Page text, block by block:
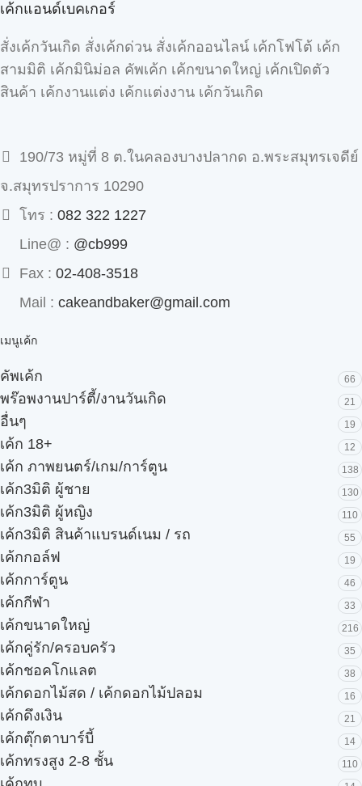
เค้กแอนด์เบคเกอร์
สั่งเค้กวันเกิด สั่งเค้กด่วน สั่งเค้กออนไลน์ เค้กโฟโต้ เค้ก
สามมิติ เค้กมินิม่อล คัพเค้ก เค้กขนาดใหญ่ เค้กเปิดตัว
สินค้า เค้กงานแต่ง เค้กแต่งงาน เค้กวันเกิด
190/73 หมู่ที่ 8 ต.ในคลองบางปลากด อ.พระสมุทรเจดีย์
จ.สมุทรปราการ 10290
โทร : 082 322 1227
Line@ : @cb999
Fax : 02-408-3518
Mail : cakeandbaker@gmail.com
เมนูเค้ก
คัพเค้ก 66
พร๊อพงานปาร์ตี้/งานวันเกิด 21
อื่นๆ 19
เค้ก 18+ 12
เค้ก ภาพยนตร์/เกม/การ์ตูน 138
เค้ก3มิติ ผู้ชาย 130
เค้ก3มิติ ผู้หญิง 110
เค้ก3มิติ สินค้าแบรนด์เนม / รถ 55
เค้กกอล์ฟ 19
เค้กการ์ตูน 46
เค้กกีฬา 33
เค้กขนาดใหญ่ 216
เค้กคู่รัก/ครอบครัว 35
เค้กชอคโกแลต 38
เค้กดอกไม้สด / เค้กดอกไม้ปลอม 16
เค้กดึงเงิน 21
เค้กตุ๊กตาบาร์บี้ 14
เค้กทรงสูง 2-8 ชั้น 110